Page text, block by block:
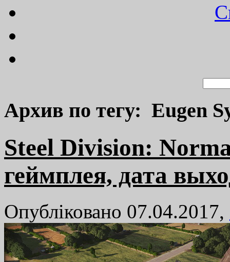
Архив по тегу: Eugen
Steel Division:
геймплея, дата
Опубліковано 07.04.2017,